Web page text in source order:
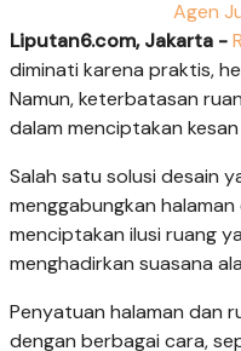
Agen
Liputan6.com, Jakarta -
diminati karena praktis,
Namun, keterbatasan
dalam menciptakan
Salah satu solusi desain
menggabungkan
menciptakan ilusi ruang
menghadirkan suasana
Penyatuan halaman dan
dengan berbagai cara,